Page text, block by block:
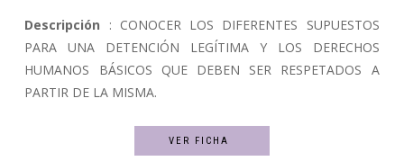
Descripción : CONOCER LOS DIFERENTES SUPUESTOS
PARA UNA DETENCIÓN LEGÍTIMA Y LOS DERECHOS
HUMANOS BÁSICOS QUE DEBEN SER RESPETADOS A
PARTIR DE LA MISMA.
VER FICHA